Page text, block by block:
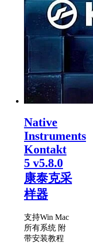
Native
Instruments
Kontakt
5 v5.8.0
康泰克采
样器
支持Win Mac
所有系统 附
带安装教程